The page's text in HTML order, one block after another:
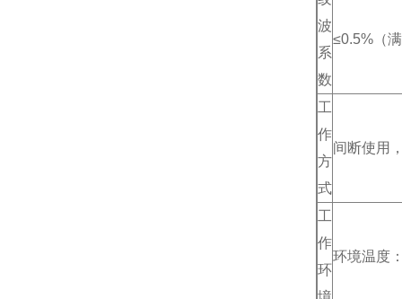
波
系
数
≤0.5%（
工
作
方
式
间断使用
工
作
环
环境温度